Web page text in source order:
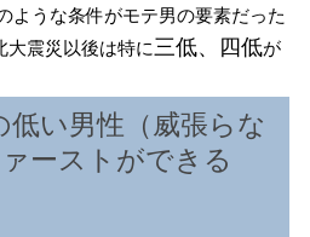
ような条件がモテ男の要素だった
大震災以後は特に三低、四低が
い男性（威張らな
ーストができる